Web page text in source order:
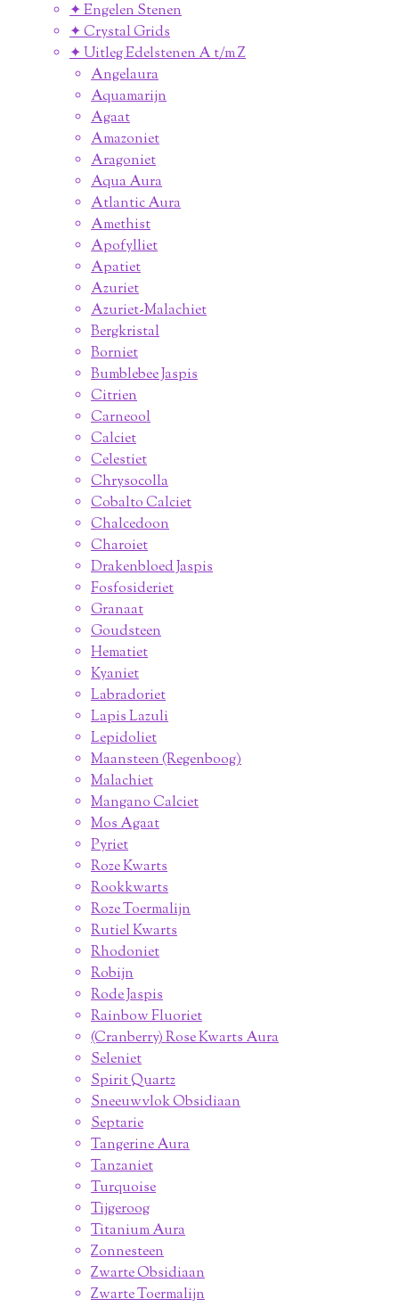
✦ Engelen Stenen
✦ Crystal Grids
✦ Uitleg Edelstenen A t/m Z
Angelaura
Aquamarijn
Agaat
Amazoniet
Aragoniet
Aqua Aura
Atlantic Aura
Amethist
Apofylliet
Apatiet
Azuriet
Azuriet-Malachiet
Bergkristal
Borniet
Bumblebee Jaspis
Citrien
Carneool
Calciet
Celestiet
Chrysocolla
Cobalto Calciet
Chalcedoon
Charoiet
Drakenbloed Jaspis
Fosfosideriet
Granaat
Goudsteen
Hematiet
Kyaniet
Labradoriet
Lapis Lazuli
Lepidoliet
Maansteen (Regenboog)
Malachiet
Mangano Calciet
Mos Agaat
Pyriet
Roze Kwarts
Rookkwarts
Roze Toermalijn
Rutiel Kwarts
Rhodoniet
Robijn
Rode Jaspis
Rainbow Fluoriet
(Cranberry) Rose Kwarts Aura
Seleniet
Spirit Quartz
Sneeuwvlok Obsidiaan
Septarie
Tangerine Aura
Tanzaniet
Turquoise
Tijgeroog
Titanium Aura
Zonnesteen
Zwarte Obsidiaan
Zwarte Toermalijn